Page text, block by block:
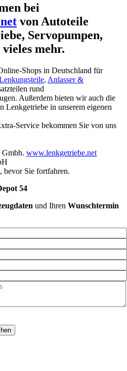
bei
von Autoteile
Servopumpen,
mehr.
Shops in Deutschland für
, Anlasser &
rund
Außerdem bieten wir auch die
Lenkgetriebe in unserem eigenen
Service bekommen Sie von uns
Gmbh. www.lenkgetriebe.net
bevor Sie fortfahren.
54
und Ihren Wunschtermin